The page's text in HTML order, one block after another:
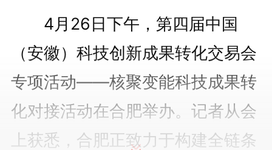
4月26日下午，第四届中国
（安徽）科技创新成果转化交易会
专项活动——核聚变能科技成果转
化对接活动在合肥举办。记者从会
上获悉，合肥正致力于构建全链条